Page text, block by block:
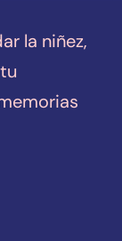
la niñez,